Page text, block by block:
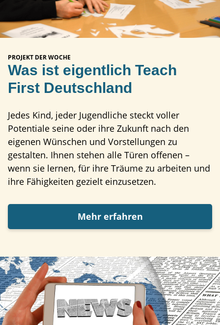
PROJEKT DER WOCHE
Was ist eigentlich Teach
First Deutschland
Jedes Kind, jeder Jugendliche steckt voller
Potentiale seine oder ihre Zukunft nach den
eigenen Wünschen und Vorstellungen zu
gestalten. Ihnen stehen alle Türen offenen –
wenn sie lernen, für ihre Träume zu arbeiten und
ihre Fähigkeiten gezielt einzusetzen.
Mehr erfahren